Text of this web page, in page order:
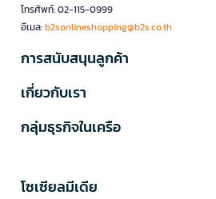
โทรศัพท์: 02-115-0999
อีเมล:b2sonlineshopping@b2s.co.th
การสนับสนุนลูกค้า
เกี่ยวกับเรา
กลุ่มธุรกิจในเครือ
โซเซียลมีเดีย​